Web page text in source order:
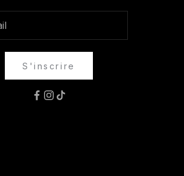
S'inscrire